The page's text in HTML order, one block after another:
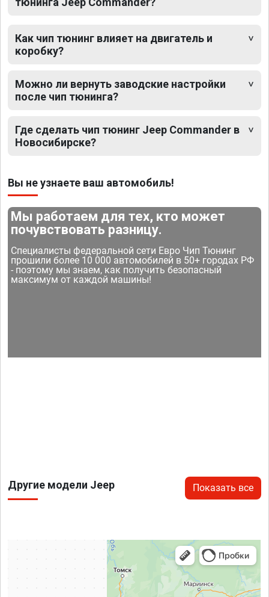
Как чип тюнинг влияет на двигатель и
коробку?
Можно ли вернуть заводские настройки
после чип тюнинга?
Где сделать чип тюнинг Jeep Commander в
Новосибирске?
Вы не узнаете ваш автомобиль!
Мы работаем для тех, кто может
почувствовать разницу.
Специалисты федеральной сети Евро Чип Тюнинг
прошили более 10 000 автомобилей в 50+ городах РФ
- поэтому мы знаем, как получить безопасный
максимум от каждой машины!
Другие модели Jeep Показать все